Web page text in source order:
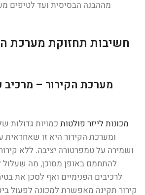
מההבנה הבסיסית ועד לטיפים
חשיבות תחזוקת מערכת
מערכת הקירור – מרכיב
מכונות לייזר פולטות כמויות גדולות
ומערכת הקירור היא זו
ושמירה על טמפרטורה יציבה. ללא
להתחמם באופן מסוכן, מה שעלול
לרכיבים הפנימיים ואף לסכן את
קירור תקינה מאפשרת למכונה לפעול